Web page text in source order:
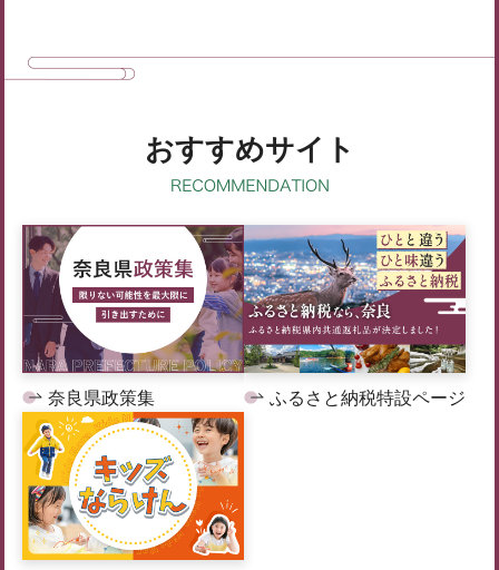
おすすめサイト
奈良県政策集 ふるさと納税特設ページ